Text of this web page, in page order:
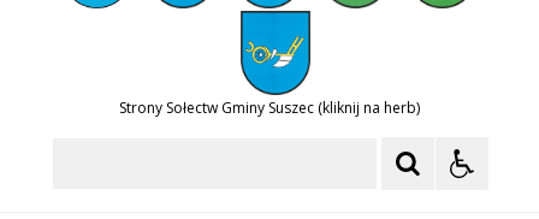
Strony Sołectw Gminy Suszec (kliknij na herb)